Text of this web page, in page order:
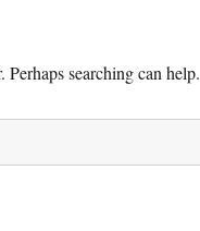
Perhaps searching can help.